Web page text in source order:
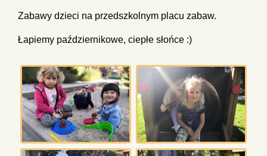
Zabawy dzieci na przedszkolnym placu zabaw.
Łapiemy październikowe, ciepłe słońce :)